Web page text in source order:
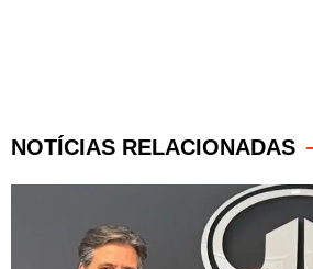
NOTÍCIAS RELACIONADAS